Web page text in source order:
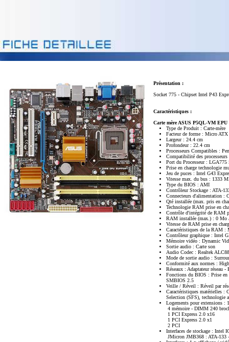
Présentation :
Socket 775 - Chipset Intel P43
Caractéristiques :
Carte mère ASUS P5QL-VM EPU
Type de Produit : Carte-mère
Facteur de forme : Micro ATX
Largeur : 24.4 cm
Profondeur : 22.4 cm
Processeurs Compatibles :
Compatibilité des
Port du Processeur : LGA775
Prise en charge technologie
Jeu de puces : Intel G43
Vitesse max. du bus : 1333
Type du BIOS : AMI
Contrôleur Stockage : ATA-
Connecteurs d'alimentation :
Qté installée (max. pris en
Technologie RAM prise en
Contrôle d'intégrité de RAM
RAM installée (max.) : 0 Mo
Vitesse de RAM prise en
Caractéristiques de la RAM :
Contrôleur graphique : Intel
Mémoire vidéo : Dynamic
Sortie audio : Carte son
Audio Codec : Realtek
Mode de sortie audio :
Conformité aux normes :
Réseaux : Adaptateur réseau
Fonctions du BIOS : Prise en
SMBIOS 2.5
Veille / Réveil : Réveil par
Caractéristiques matérielles :
Selection (SFS), technologie
Logements pour extensions :
4 mémoire - DIMM 240
1 PCI Express 2.0 x16
1 PCI Express 2.0 x1
2 PCI
Interfaces de stockage : Intel
JMicron JMB368 : ATA-133